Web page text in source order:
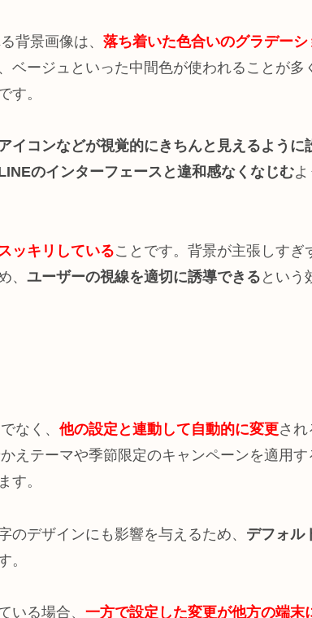
背景画像は、 落ち着いた色合いのグラデーシ
ベージュといった中間色が使われることが多
す。
イコンなどが視覚的にきちんと見えるように
のインターフェースと違和感なくなじむ
ッキリしていることです。背景が主張しすぎ
、 ユーザーの視線を適切に誘導できる という
なく、 他の設定と連動して自動的に変更され
えテーマや季節限定のキャンペーンを適用す
す。
デザインにも影響を与えるため、 デフォル
。
いる場合、 一方で設定した変更が他方の端末